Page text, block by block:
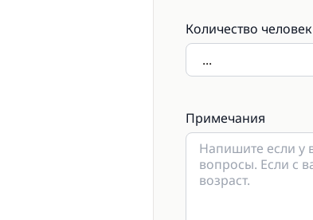
Количество человек
Примечания